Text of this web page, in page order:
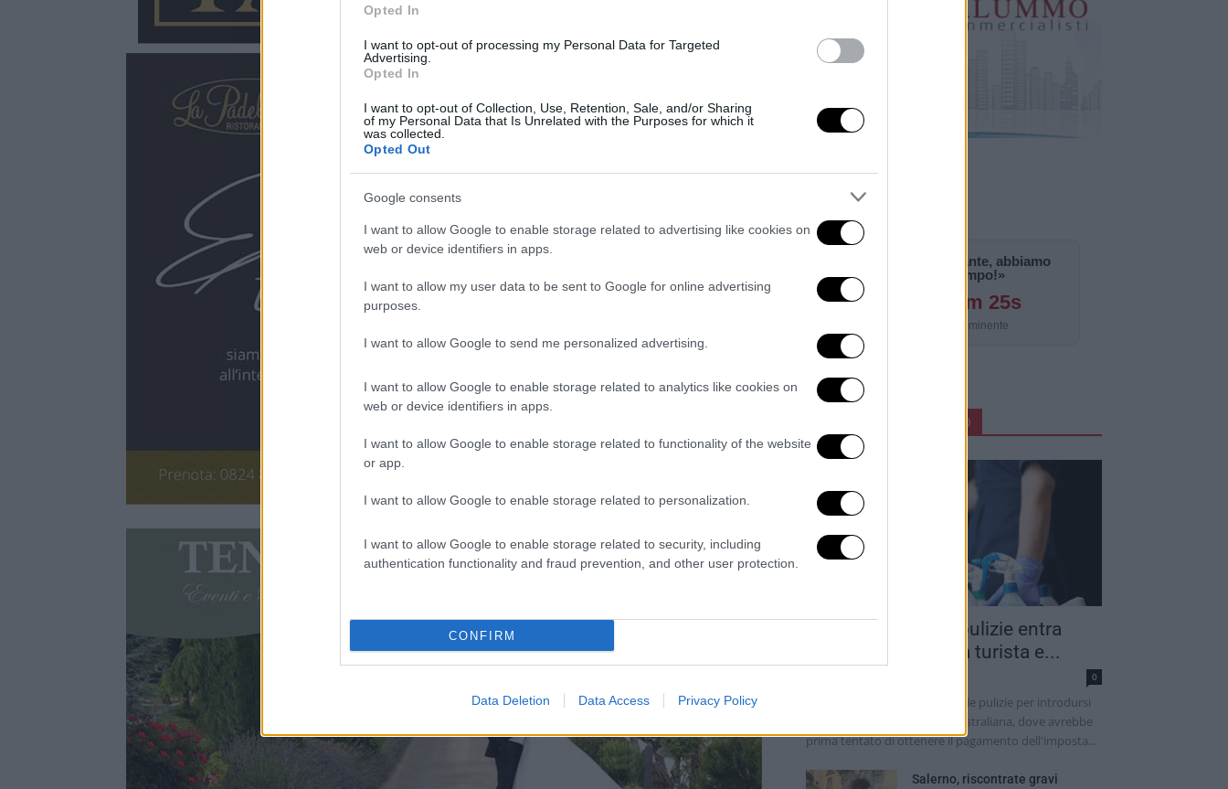
Opted In
I want to opt-out of processing my Personal Data for Targeted
Advertising.
Opted In
I want to opt-out of Collection, Use, Retention, Sale, and/or Sharing
of my Personal Data that Is Unrelated with the Purposes for which it
was collected.
Opted Out
Google consents
I want to allow Google to enable storage related to advertising like cookies on
web or device identifiers in apps.
I want to allow my user data to be sent to Google for online advertising
purposes.
I want to allow Google to send me personalized advertising.
I want to allow Google to enable storage related to analytics like cookies on
web or device identifiers in apps.
I want to allow Google to enable storage related to functionality of the website
or app.
I want to allow Google to enable storage related to personalization.
I want to allow Google to enable storage related to security, including
authentication functionality and fraud prevention, and other user protection.
CONFIRM
Data Deletion Data Access Privacy Policy
«La notizia è importante, abbiamo
bisogno di tempo!»
126g 1h 33m 23s
Aggiornamento imminente
ARTICOLI IN PRIMO PIANO
Finto addetto alle pulizie entra
nella camera di una turista e...
0
Si sarebbe finto un addetto alle pulizie per introdursi
nella camera di una turista australiana, dove avrebbe
prima tentato di ottenere il pagamento dell'imposta...
Salerno, riscontrate gravi